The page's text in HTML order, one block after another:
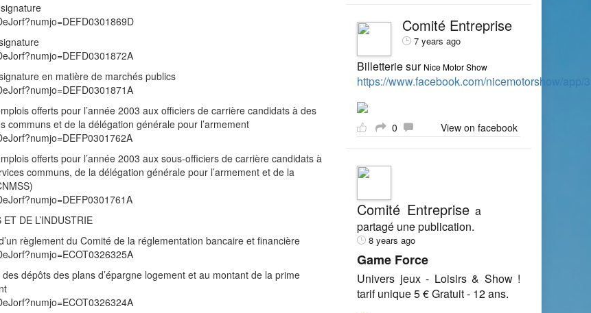
en matière de marchés publics
offerts pour l’année 2003 aux officiers de carrière candidats à des
communs et de la délégation générale pour l’armement
offerts pour l’année 2003 aux sous-officiers de carrière candidats à
communs, de la délégation générale pour l’armement et de la
DE L’INDUSTRIE
règlement du Comité de la réglementation bancaire et financière
dépôts des plans d’épargne logement et au montant de la prime
Comité Entreprise
7 years ago
Billetterie sur Nice Motor Show
https://www.facebook.com/nicemotorshow/app/
0 View on facebook
Comité Entreprisea
partagé une publication.
8 years ago
Game Force
Univers jeux - Loisirs & Show !
tarif unique 5 € Gratuit - 12 ans.